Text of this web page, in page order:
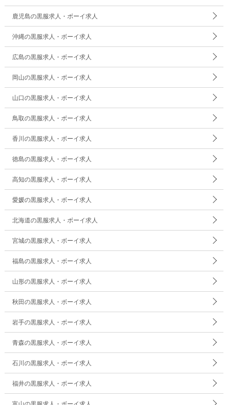
鹿児島の黒服求人・ボーイ求人
沖縄の黒服求人・ボーイ求人
広島の黒服求人・ボーイ求人
岡山の黒服求人・ボーイ求人
山口の黒服求人・ボーイ求人
鳥取の黒服求人・ボーイ求人
香川の黒服求人・ボーイ求人
徳島の黒服求人・ボーイ求人
高知の黒服求人・ボーイ求人
愛媛の黒服求人・ボーイ求人
北海道の黒服求人・ボーイ求人
宮城の黒服求人・ボーイ求人
福島の黒服求人・ボーイ求人
山形の黒服求人・ボーイ求人
秋田の黒服求人・ボーイ求人
岩手の黒服求人・ボーイ求人
青森の黒服求人・ボーイ求人
石川の黒服求人・ボーイ求人
福井の黒服求人・ボーイ求人